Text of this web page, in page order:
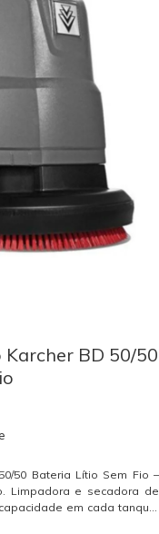
Karcher BD 50/50
50 Bateria Lítio Sem Fio –
Limpadora e secadora de
em cada tanque.
como supermercados,